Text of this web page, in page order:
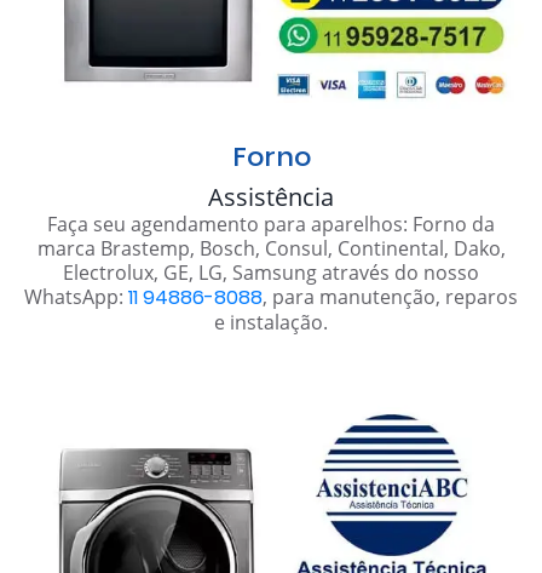
Forno
Assistência
Faça seu agendamento para aparelhos: Forno da
marca Brastemp, Bosch, Consul, Continental, Dako,
Electrolux, GE, LG, Samsung através do nosso
WhatsApp: 11 94886-8088, para manutenção, reparos
e instalação.